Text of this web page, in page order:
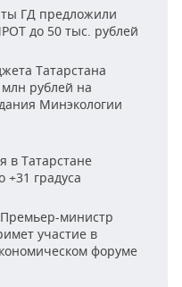
ГД предложили
до 50 тыс. рублей
Татарстана
рублей на
Минэкологии
в Татарстане
+31 градуса
Премьер-министр
участие в
форуме